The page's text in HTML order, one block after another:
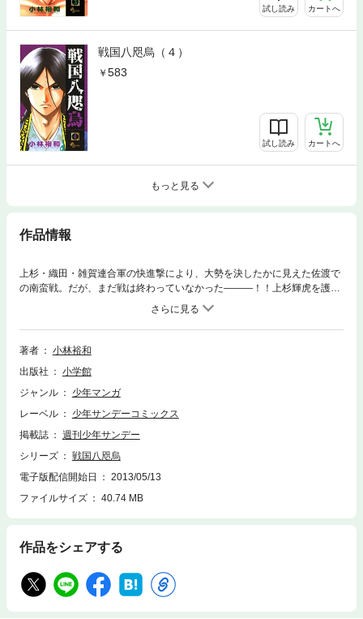
試し読み カートへ
戦国八咫烏（４）
583
試し読み カートへ
もっと見る
作品情報
上杉・織田・雑賀連合軍の快進撃により、大勢を決したかに見えた佐渡で
の南蛮戦。だが、まだ戦は終わっていなかった―――！！上杉輝虎を護る
孫一と、狙う杉谷善住坊、緊迫の狙撃戦が始まる…！！！そして、遂に天
下一統への道を歩き始めた孫一と信長。二人の前に、更なる魔の手が迫
る…！？一意専心の覚悟を胸に、物語は新たな展開へ！！戦国英雄異聞
録、進境の第６巻！！
著者
小林裕和
出版社
小学館
ジャンル
少年マンガ
レーベル
少年サンデーコミックス
掲載誌
週刊少年サンデー
シリーズ
戦国八咫烏
電子版配信開始日
2013/05/13
ファイルサイズ
40.74 MB
作品をシェアする